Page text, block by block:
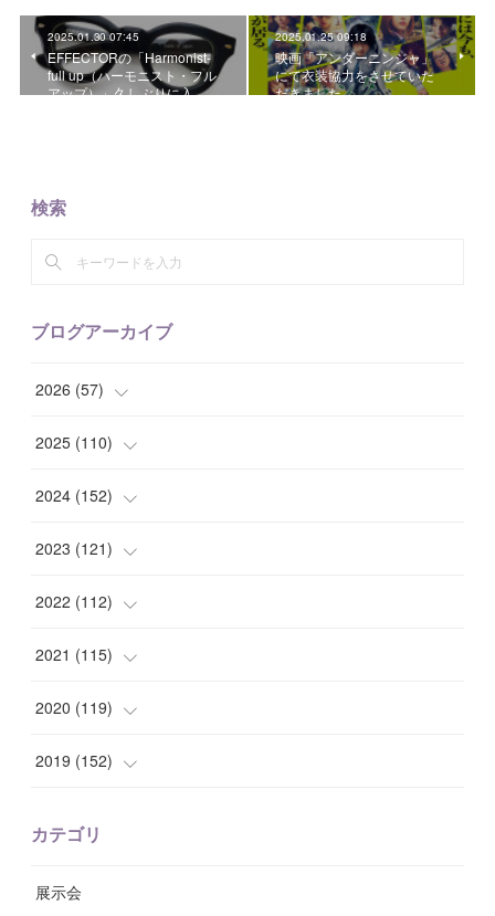
2025.01.30 07:45
EFFECTORの「Harmonist-
full up（ハーモニスト・フル
アップ）」久しぶりに入…
2025.01.25 09:18
映画「アンダーニンジャ」
にて衣装協力をさせていた
だきました。
検索
ブログアーカイブ
2026 (57)
( 1)
(10)
(9)
( 7)
( 8 )
2025 (110)
(10)
(7)
( 8)
( 7 )
( 10)
9
2024 (152)
(14)
( 15)
( 11)
( 10)
( 11)
2023 (121)
( 12)
( 8)
( 8)
( 6)
2022 (112)
( 10)
( 7)
(8)
2021 (115)
( 14)
(13)
2020 (119)
(7)
2019 (152)
カテゴリ
展示会